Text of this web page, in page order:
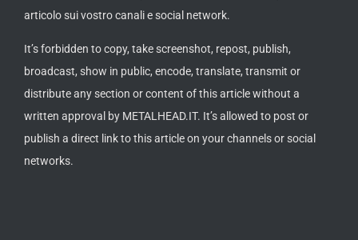
articolo sui vostro canali e social network.
It’s forbidden to copy, take screenshot, repost, publish,
broadcast, show in public, encode, translate, transmit or
distribute any section or content of this article without a
written approval by METALHEAD.IT. It’s allowed to post or
publish a direct link to this article on your channels or social
networks.